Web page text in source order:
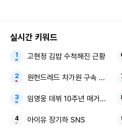
실시간 키워드
고현정 김밥 수척해진 근황
원헌드레드 차가원 구속 송치
임영웅 데뷔 10주년 매거진 커버
아이유 장기하 SNS